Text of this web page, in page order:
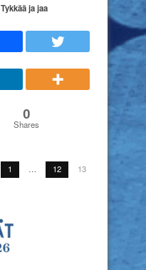
Tykkää ja jaa
0
Shares
1 … 12 13